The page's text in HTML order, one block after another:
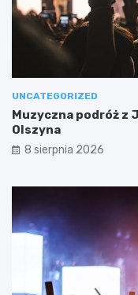
UNCATEGORIZED
Muzyczna podróż z
Olszyna
8 sierpnia 2026